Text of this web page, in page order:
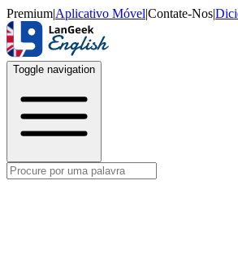
Premium|Aplicativo Móvel|Contate-Nos|
Toggle navigation